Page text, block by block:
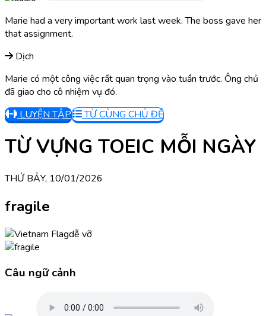
Marie had a very important work last week. The boss gave her
that assignment.
Dịch
Marie có một công việc rất quan trọng vào tuần trước. Ông chủ
đã giao cho cô nhiệm vụ đó.
LUYỆN TẬP
TỪ CÙNG CHỦ ĐỀ
TỪ VỰNG TOEIC MỖI NGÀY
THỨ BẢY, 10/01/2026
fragile
dễ vỡ
Câu ngữ cảnh